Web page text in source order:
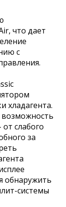
что дает
с
хладагента.
слабого
за
обнаружить
системы